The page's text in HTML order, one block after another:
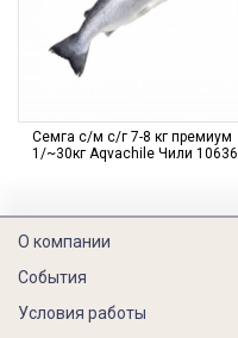
Семга с/м с/г 7-8 кг премиум
1/~30кг Aqvachile Чили 10636
О компании
События
Условия работы